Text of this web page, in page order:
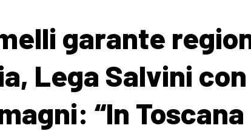
garante
Lega Salvini con
“In Toscana